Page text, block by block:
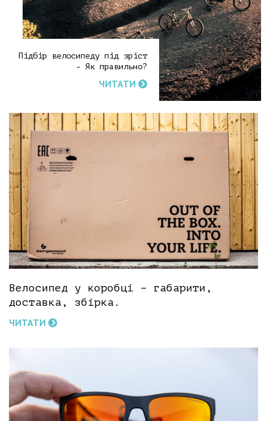
Підбір велосипеду під зріст
- Як правильно?
ЧИТАТИ
Велосипед у коробці – габарити,
доставка, збірка.
ЧИТАТИ